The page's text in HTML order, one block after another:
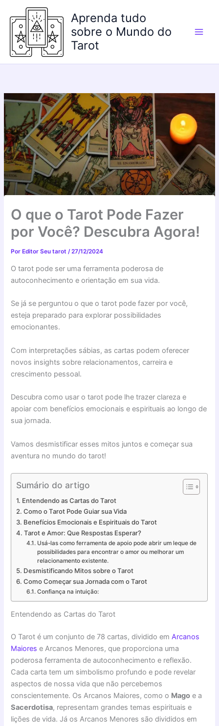
para
conteúdo
Aprenda tudo
sobre o Mundo do
Tarot
O que o Tarot Pode Fazer
por Você? Descubra Agora!
PorEditor Seu tarot /27/12/2024
O tarot pode ser uma ferramenta poderosa de
autoconhecimento e orientação em sua vida.
Se já se perguntou o que o tarot pode fazer por você,
esteja preparado para explorar possibilidades
emocionantes.
Com interpretações sábias, as cartas podem oferecer
novos insights sobre relacionamentos, carreira e
crescimento pessoal.
Descubra como usar o tarot pode lhe trazer clareza e
apoiar com benefícios emocionais e espirituais ao longo de
sua jornada.
Vamos desmistificar esses mitos juntos e começar sua
aventura no mundo do tarot!
Sumário do artigo
Entendendo as Cartas do Tarot
Como o Tarot Pode Guiar sua Vida
Benefícios Emocionais e Espirituais do Tarot
Tarot e Amor: Que Respostas Esperar?
Usá-las como ferramenta de apoio pode abrir um leque de
possibilidades para encontrar o amor ou melhorar um
relacionamento existente.
Desmistificando Mitos sobre o Tarot
Como Começar sua Jornada com o Tarot
Confiança na intuição:
Entendendo as Cartas do Tarot
O Tarot é um conjunto de 78 cartas, dividido emArcanos
Maiores e Arcanos Menores, que proporciona uma
poderosa ferramenta de autoconhecimento e reflexão.
Cada carta tem um simbolismo profundo e pode revelar
aspectos de nossa vida que não percebemos
conscientemente. Os Arcanos Maiores, como o Mago e a
Sacerdotisa, representam grandes temas espirituais e
lições de vida. Já os Arcanos Menores são divididos em